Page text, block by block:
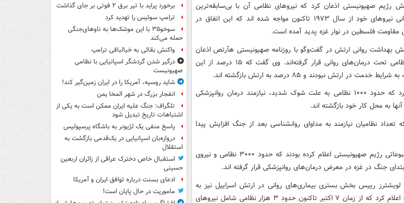
رژیم صهیونیستی اذعان کرد که نیروهای نظامی آن با بی‌سابقه‌ترین
بحران در بهداشت روانی نیروهای خود از سال ۱۹۷۳ تاکنون مواجه شده اند که این اتفاق در
مقاومت فلسطین در نوار غزه پدید آمده است.
بهداشت روانی ارتش در گفت‌وگو با روزنامه صهیونیستی هآرتص اذعان
کرد که حدود ۱۷۰۰ نظامی تحت درمان‌های روانی قرار گرفته‌اند. وی گفت که ۱۵ درصد از این
در ارتش نبودند و ۸۵ درصد به ارتش بازگشته اند.
وی همچنین اذعان کرد که حدود ۱۰۰۰ نظامی به علت شوک شدید، نیازمند درمان روانپزشکی
نظامیان نیازمند به مداوای روانشناسی بعد از جنگ افزایش پیدا
پیش از این منابع مطبوعاتی رژیم صهیونیستی اعلام کرده بودند که حدود ۳۰۰۰ نظامی و نیروی
جنگ در غزه در معرض درمان‌های روانپزشکی قرار گرفته اند.
رییس بخش بستری بیماری‌های روانی در ارتش اسراییل نیز به
رسانه‌های صهیونیست اعلام کرد که از زمان ۷ اکتبر تاکنون حدود ۳ هزار نظامی شامل نیروهای
برخورد پراید با تیر برق ۲ فوتی بر جای گذاشت
ترامپ سوئیس را تهدید کرد
سوخو۳۵ با این موشک‌ها به ناوهای‌جنگی
حمله می‌کند
واکنش بقائی به خیالبافی ترامپ
درگیر شدن گردشگر اسپانیایی با نظامی
صهیونیست
شاید روسیه، آمریکا را در ایران زمین‌گیر کند!
انفجار بزرگ در شهر المخا یمن
تلگراف: جنگ علیه ایران ممکن است به یکی از
اشتباهات تاریخ تبدیل شود
پاسخ منفی یک لژیونر به باشگاه پرسپولیس
دروازه‌بان اسپانیایی در یک‌قدمی بازگشت به
استقلال
استقبال خاص دخترک عراقی از زائران اربعین
حسینی
ادعای بسنت درباره توافق ایران و آمریکا
ماموریت در حال پایان است!